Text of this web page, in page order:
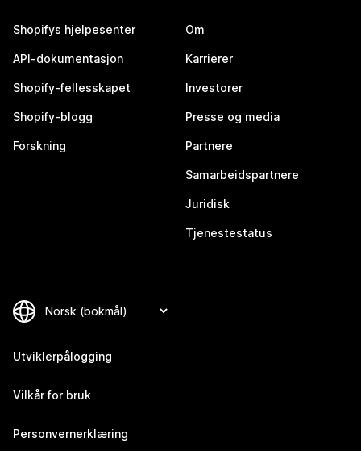
Shopifys hjelpesenter
API-dokumentasjon
Shopify-fellesskapet
Shopify-blogg
Forskning
Om
Karrierer
Investorer
Presse og media
Partnere
Samarbeidspartnere
Juridisk
Tjenestestatus
Utviklerpålogging
Vilkår for bruk
Personvernerklæring